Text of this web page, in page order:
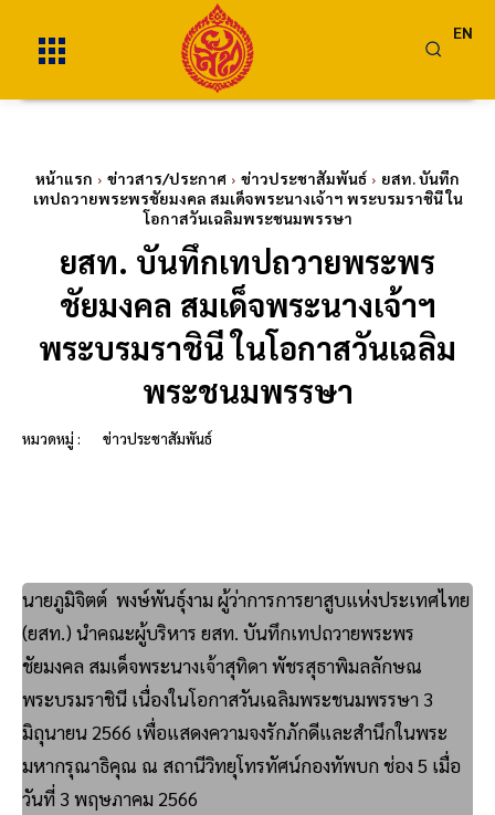
EN
หน้าแรก ข่าวสาร/ประกาศ ข่าวประชาสัมพันธ์
ยสท. บันทึก
เทปถวายพระพรชัยมงคล สมเด็จพระนางเจ้าฯ พระบรมราชินี ใน
โอกาสวันเฉลิมพระชนมพรรษา
ยสท. บันทึกเทปถวายพระพร
ชัยมงคล สมเด็จพระนางเจ้าฯ
พระบรมราชินี ในโอกาสวันเฉลิม
พระชนมพรรษา
หมวดหมู่ : ข่าวประชาสัมพันธ์
นายภูมิจิตต์ พงษ์พันธุ์งาม ผู้ว่าการการยาสูบแห่งประเทศไทย
(ยสท.) นำคณะผู้บริหาร ยสท. บันทึกเทปถวายพระพร
ชัยมงคล สมเด็จพระนางเจ้าสุทิดา พัชรสุธาพิมลลักษณ
พระบรมราชินี เนื่องในโอกาสวันเฉลิมพระชนมพรรษา 3
มิถุนายน 2566 เพื่อแสดงความจงรักภักดีและสำนึกในพระ
มหากรุณาธิคุณ ณ สถานีวิทยุโทรทัศน์กองทัพบก ช่อง 5 เมื่อ
วันที่ 3 พฤษภาคม 2566